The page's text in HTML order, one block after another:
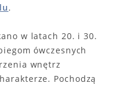
.
w latach 20. i 30.
ówczesnych
wnętrz
Pochodzą